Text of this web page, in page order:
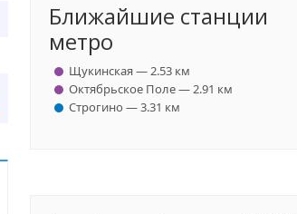
Ближайшие станции
метро
Щукинская — 2.53 км
Октябрьское Поле — 2.91 км
Строгино — 3.31 км